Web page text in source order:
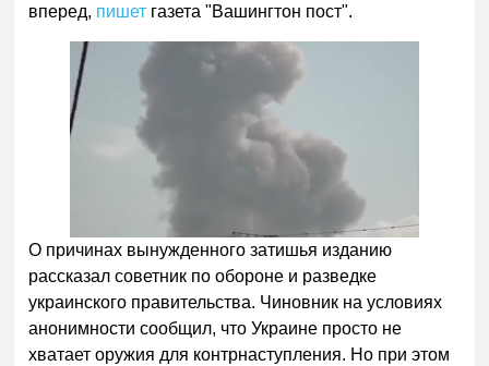
вперед, пишет газета "Вашингтон пост".
О причинах вынужденного затишья изданию
рассказал советник по обороне и разведке
украинского правительства. Чиновник на условиях
анонимности сообщил, что Украине просто не
хватает оружия для контрнаступления. Но при этом